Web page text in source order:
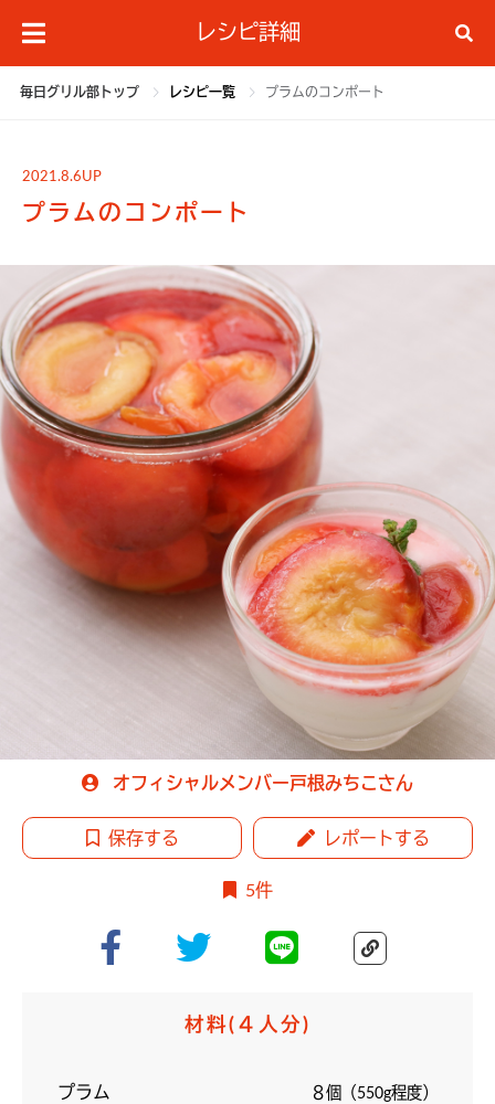
レシピ詳細
毎日グリル部トップ レシピ一覧 プラムのコンポート
2021.8.6UP
プラムのコンポート
オフィシャルメンバー戸根みちこさん
保存する レポートする
5件
材料(４人分)
プラム ８個（550g程度）